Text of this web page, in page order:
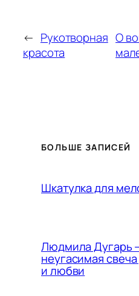
← Рукотворная
красота
О
БОЛЬШЕ ЗАПИСЕЙ
Шкатулка для
Людмила Дугарь –
неугасимая
и любви